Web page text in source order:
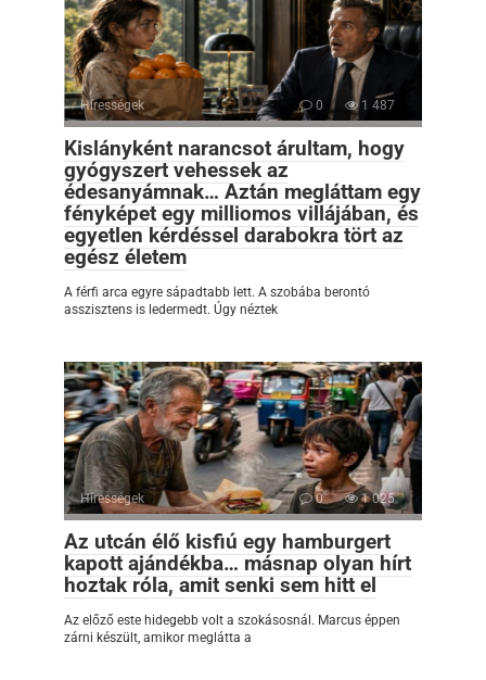
Hírességek 0 1 487
Kislányként narancsot árultam, hogy
gyógyszert vehessek az
édesanyámnak… Aztán megláttam egy
fényképet egy milliomos villájában, és
egyetlen kérdéssel darabokra tört az
egész életem
A férfi arca egyre sápadtabb lett. A szobába berontó
asszisztens is ledermedt. Úgy néztek
Hírességek 0 1 025
Az utcán élő kisfiú egy hamburgert
kapott ajándékba… másnap olyan hírt
hoztak róla, amit senki sem hitt el
Az előző este hidegebb volt a szokásosnál. Marcus éppen
zárni készült, amikor meglátta a